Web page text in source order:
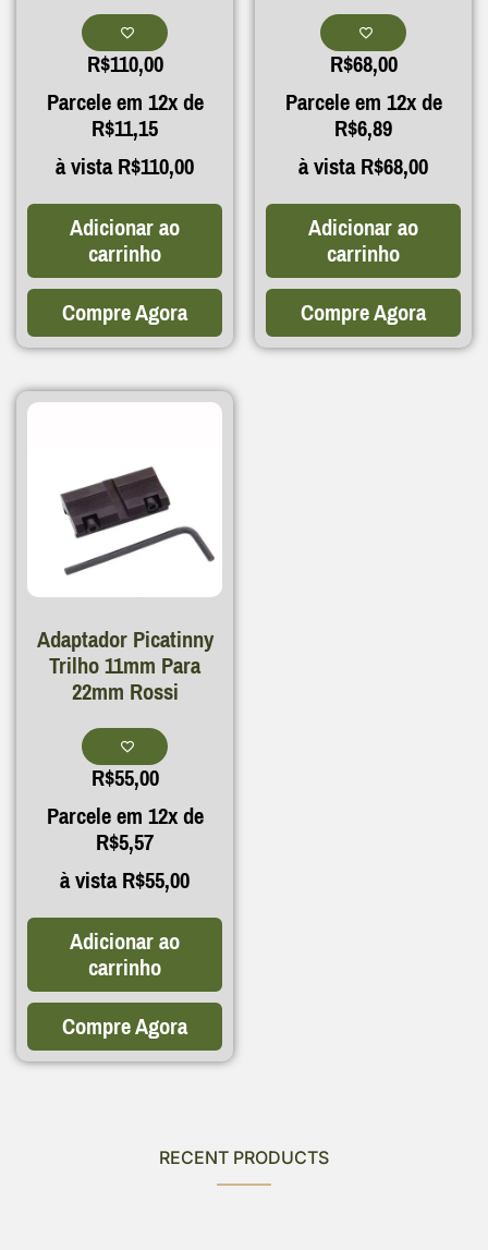
R$110,00
Parcele em 12x de
R$11,15
à vistaR$110,00
Adicionar ao
carrinho
Compre Agora
R$68,00
Parcele em 12x de
R$6,89
à vistaR$68,00
Adicionar ao
carrinho
Compre Agora
Adaptador Picatinny
Trilho 11mm Para
22mm Rossi
R$55,00
Parcele em 12x de
R$5,57
à vistaR$55,00
Adicionar ao
carrinho
Compre Agora
RECENT PRODUCTS